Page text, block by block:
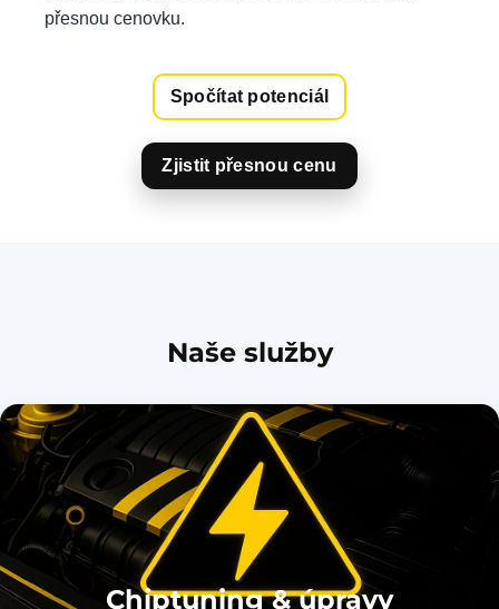
přesnou cenovku.
Spočítat potenciál
Zjistit přesnou cenu
Naše služby
Chiptuning & úpravy